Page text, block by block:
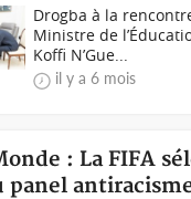
Drogba à la
Ministre de
Koffi N’Gue...
il y a 6 mois
: La FIFA
panel